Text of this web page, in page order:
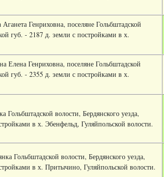
Генриховна, поселяне Гольбштадской
губ. - 2187 д. земли с постройками в х.
Елена Генриховна, поселяне Гольбштадской
губ. - 2355 д. земли с постройками в х.
Гольбштадской волости, Бердянского уезда,
в х. Эбенфельд, Гуляйпольской волости.
Гольбштадской волости, Бердянского уезда,
в х. Притычино, Гуляйпольской волости.